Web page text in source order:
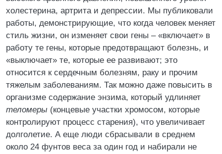
холестерина, артрита и депрессии. Мы публиковали
работы, демонстрирующие, что когда человек меняет
стиль жизни, он изменяет свои гены – «включает» в
работу те гены, которые предотвращают болезнь, и
«выключает» те, которые ее развивают; это
относится к сердечным болезням, раку и прочим
тяжелым заболеваниям. Так можно даже повысить в
организме содержание энзима, который удлиняет
теломеры (концевые участки хромосом, которые
контролируют процесс старения), что увеличивает
долголетие. А еще люди сбрасывали в среднем
около 24 фунтов веса за один год и набирали не